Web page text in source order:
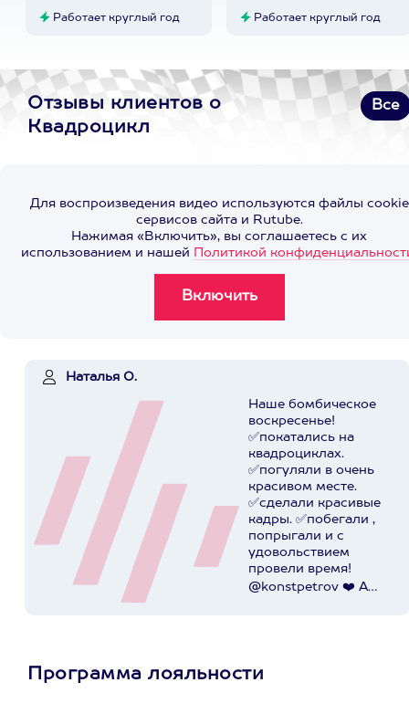
Работает круглый год Работает круглый год
Отзывы клиентов о
Квадроцикл
Все
Для воспроизведения видео используются файлы cookie
сервисов сайта и Rutube.
Нажимая «Включить», вы соглашаетесь с их
использованием и нашей Политикой
Наталья О.
Наше бомбическое
воскресенье!
✅покатались на
квадроциклах.
✅погуляли в очень
красивом месте.
✅сделали красивые
кадры. ✅побегали ,
попрыгали и с
удовольствием
провели время!
@konstpetrov ❤️ А
Программа лояльности